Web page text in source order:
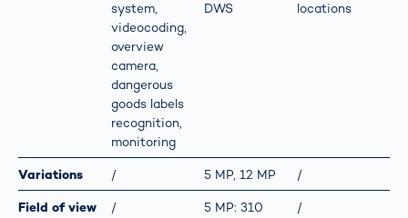
system,
videocoding,
overview
camera,
dangerous
goods labels
recognition,
monitoring
DWS
locations
Variations / 5 MP, 12 MP /
Field of view /
5 MP: 310
/